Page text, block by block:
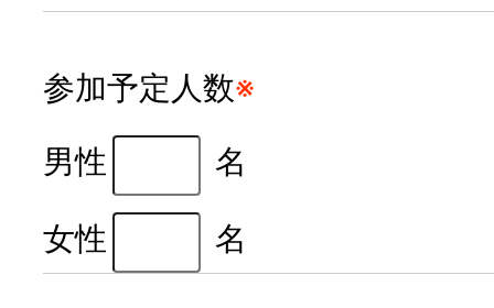
参加予定人数※
男性
名
女性
名